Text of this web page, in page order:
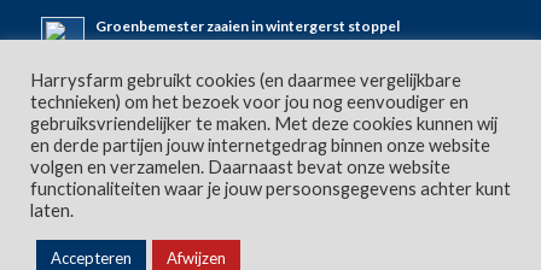
Groenbemester zaaien in wintergerst stoppel
Wintergerst stoppel bewerken en mulchen
23 juli 2026 - 09:10
@Copyright2026 - Harrysfarm |
Harrysfarm gebruikt cookies (en daarmee vergelijkbare
technieken) om het bezoek voor jou nog eenvoudiger en
gebruiksvriendelijker te maken. Met deze cookies kunnen wij
en derde partijen jouw internetgedrag binnen onze website
volgen en verzamelen. Daarnaast bevat onze website
functionaliteiten waar je jouw persoonsgegevens achter kunt
laten.
Accepteren Afwijzen